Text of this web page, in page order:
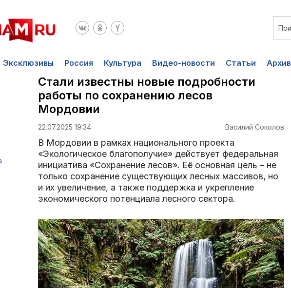
Эксклюзивы Россия Культура Видео-новости Статьи Архив
Стали известны новые подробности
работы по сохранению лесов
Мордовии
22.07.2025 19:34 Василий Соколов
В Мордовии в рамках национального проекта
«Экологическое благополучие» действует федеральная
инициатива «Сохранение лесов». Её основная цель – не
только сохранение существующих лесных массивов, но
и их увеличение, а также поддержка и укрепление
экономического потенциала лесного сектора.